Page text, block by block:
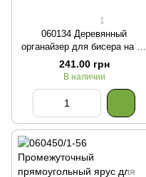
1
060134 Деревянный
органайзер для бисера на 13
ячеек с крышкой, Звездочка
241.00 грн
В наличии